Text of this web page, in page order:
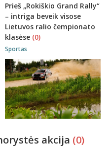
Prieš „Rokiškio Grand Rally“
– intriga beveik visose
Lietuvos ralio čempionato
klasėse (0)
Sportas
akcija (0)